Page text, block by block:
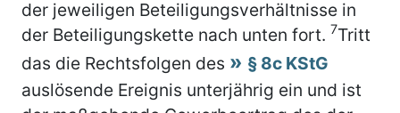
der jeweiligen Beteiligungsverhältnisse in
der Beteiligungskette nach unten fort. 7Tritt
das die Rechtsfolgen des
§ 8c KStG
auslösende Ereignis unterjährig ein und ist